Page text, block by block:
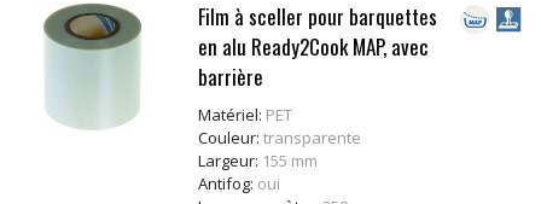
Film à sceller pour barquettes
en alu Ready2Cook MAP, avec
barrière
Matériel: PET
Couleur:transparente
Largeur: 155 mm
Antifog: oui